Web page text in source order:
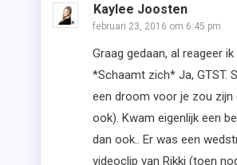
Kaylee Joosten
februari 23, 2016 om 6:45 pm
Graag gedaan, al reageer
*Schaamt zich* Ja, GTST.
een droom voor je zou
ook). Kwam eigenlijk een
dan ook.. Er was een
videoclip van Rikki (toen